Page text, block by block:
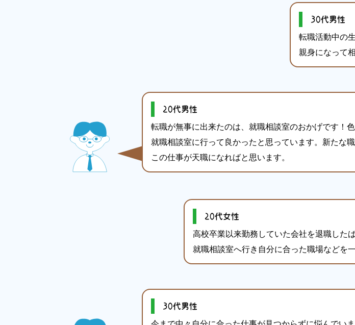
30代男性
転職活動中の
親身になって
20代男性
転職が無事に出来たのは、就職相談室のおかげです！
就職相談室に行って良かったと思っています。新たな
この仕事が天職になればと思います。
20代女性
高校卒業以来勤務していた会社を退職した
就職相談室へ行き自分に合った職場などを
30代男性